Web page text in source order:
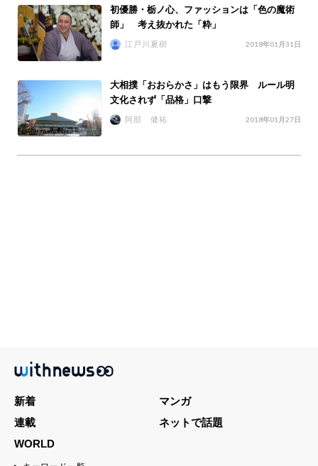
初優勝・栃ノ心、ファッションは「色の魔術
師」 考え抜かれた「粋」
江戸川夏樹 2018年01月31日
大相撲「おおらかさ」はもう限界 ルール明
文化されず「品格」口撃
阿部 健祐 2018年01月27日
新着
マンガ
連載
ネットで話題
WORLD